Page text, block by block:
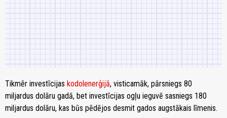
Tikmēr investīcijas kodolenerģijā, visticamāk, pārsniegs 80
miljardus dolāru gadā, bet investīcijas ogļu ieguvē sasniegs 180
miljardus dolāru, kas būs pēdējos desmit gados augstākais līmenis.